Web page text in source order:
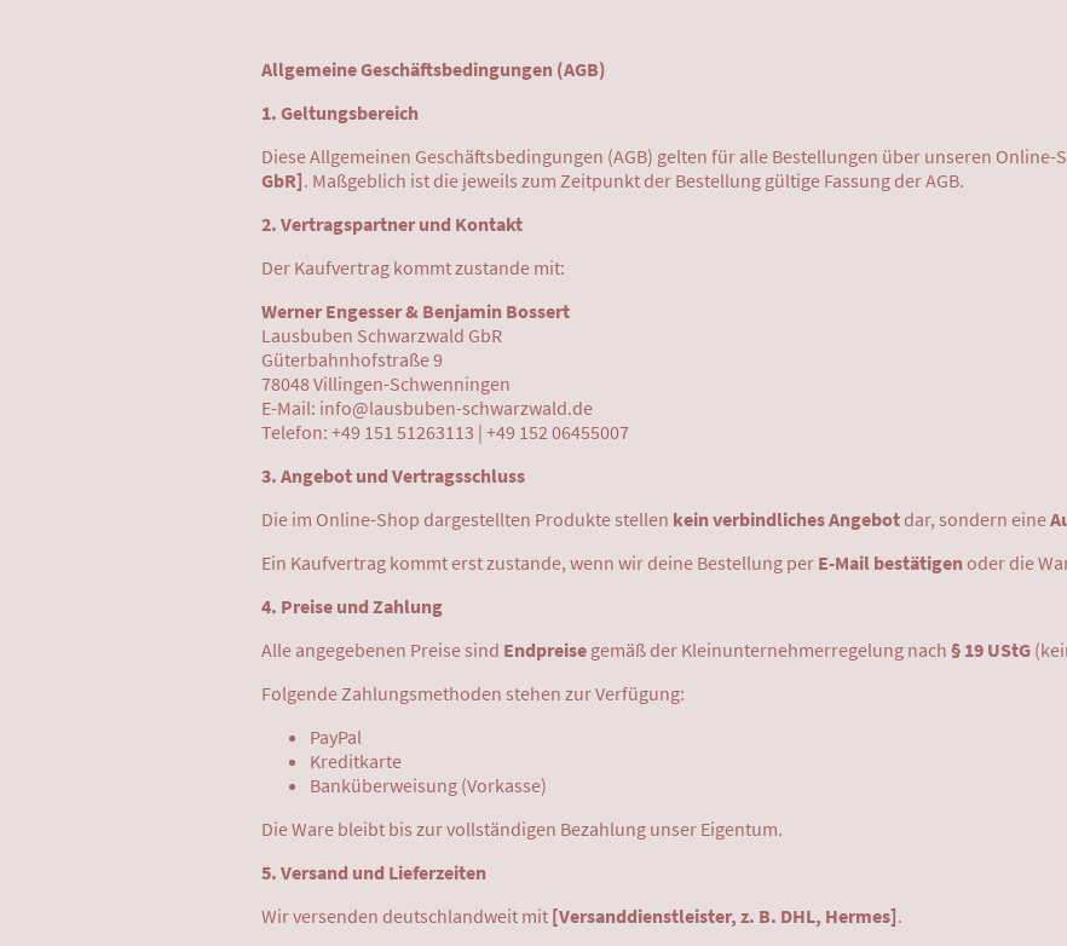
Allgemeine Geschäftsbedingungen (AGB)
1. Geltungsbereich
Diese Allgemeinen Geschäftsbedingungen (AGB) gelten für alle Bestellungen über unseren Online-
GbR]. Maßgeblich ist die jeweils zum Zeitpunkt der Bestellung gültige Fassung der AGB.
2. Vertragspartner und Kontakt
Der Kaufvertrag kommt zustande mit:
Werner Engesser & Benjamin Bossert
Lausbuben Schwarzwald GbR
Güterbahnhofstraße 9
78048 Villingen-Schwenningen
E-Mail: info@lausbuben-schwarzwald.de
Telefon: +49 151 51263113 | +49 152 06455007
3. Angebot und Vertragsschluss
Die im Online-Shop dargestellten Produkte stellen kein verbindliches Angebotdar, sondern eine
Ein Kaufvertrag kommt erst zustande, wenn wir deine Bestellung per E-Mail bestätigen oder die
4. Preise und Zahlung
Alle angegebenen Preise sind Endpreise gemäß der Kleinunternehmerregelung nach § 19 UStG
Folgende Zahlungsmethoden stehen zur Verfügung:
PayPal
Kreditkarte
Banküberweisung (Vorkasse)
Die Ware bleibt bis zur vollständigen Bezahlung unser Eigentum.
5. Versand und Lieferzeiten
Wir versenden deutschlandweit mit [Versanddienstleister, z. B. DHL, Hermes].